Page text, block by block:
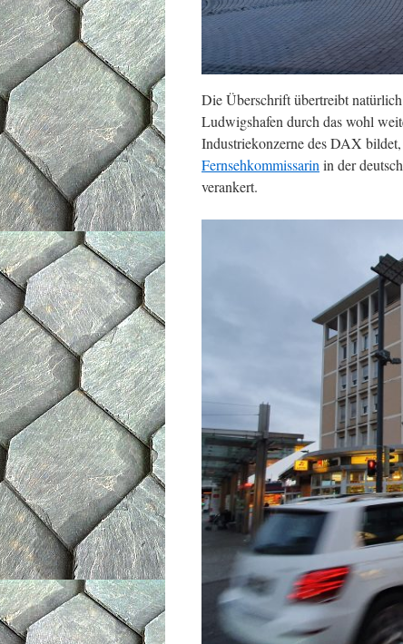
Die Überschrift übertreibt
Ludwigshafen durch das wohl
Industriekonzerne des DAX
Fernsehkommissarin in der
verankert.